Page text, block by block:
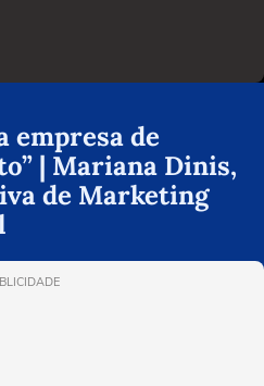
empresa de
| Mariana Dinis,
de Marketing